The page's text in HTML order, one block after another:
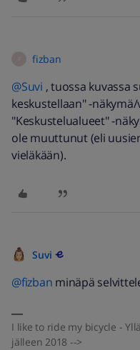
fizban
@Suvi , tuossa kuvassa
keskustellaan" -
"Keskustelualueet" -
ole muuttunut (eli
vieläkään).
Suvi
@fizban minäpä
I like to ride my bicycle -
jälleen 2018 -->